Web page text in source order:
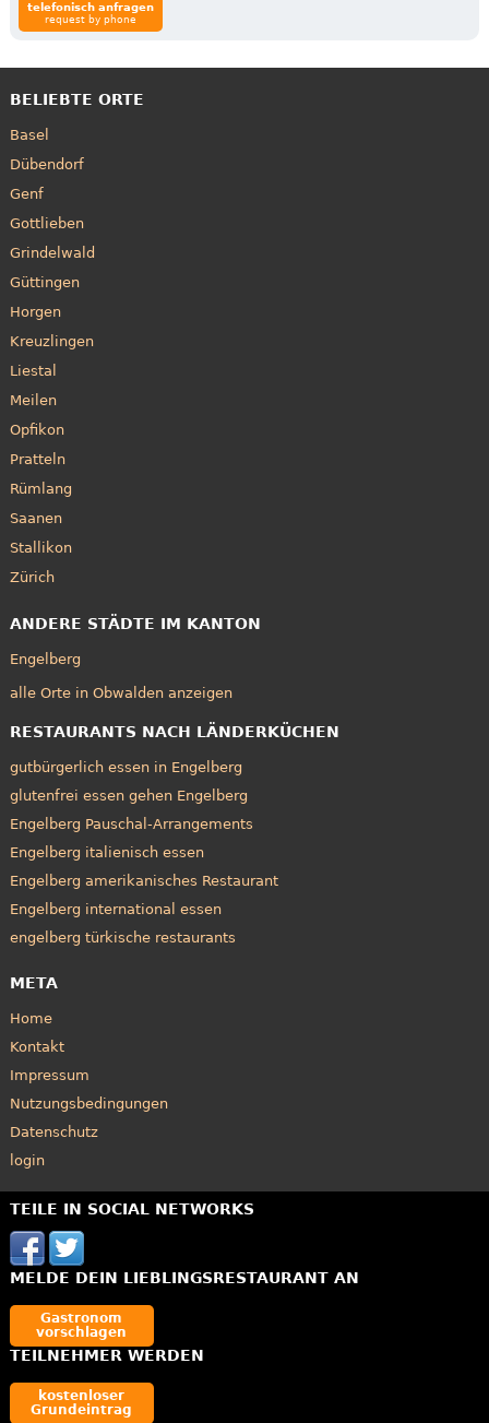
telefonisch anfragen
request by phone
BELIEBTE ORTE
Basel
Dübendorf
Genf
Gottlieben
Grindelwald
Güttingen
Horgen
Kreuzlingen
Liestal
Meilen
Opfikon
Pratteln
Rümlang
Saanen
Stallikon
Zürich
ANDERE STÄDTE IM KANTON
Engelberg
alle Orte in Obwalden anzeigen
RESTAURANTS NACH LÄNDERKÜCHEN
gutbürgerlich essen in Engelberg
glutenfrei essen gehen Engelberg
Engelberg Pauschal-Arrangements
Engelberg italienisch essen
Engelberg amerikanisches Restaurant
Engelberg international essen
engelberg türkische restaurants
META
Home
Kontakt
Impressum
Nutzungsbedingungen
Datenschutz
login
TEILE IN SOCIAL NETWORKS
MELDE DEIN LIEBLINGSRESTAURANT AN
Gastronom
vorschlagen
TEILNEHMER WERDEN
kostenloser
Grundeintrag